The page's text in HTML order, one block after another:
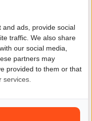
je voor een Aprilia
van kwaliteit
Aprilia RS 250
ons ruime aanbod
and ads, provide social
traffic. We also share
our social media,
partners may
provided to them or that